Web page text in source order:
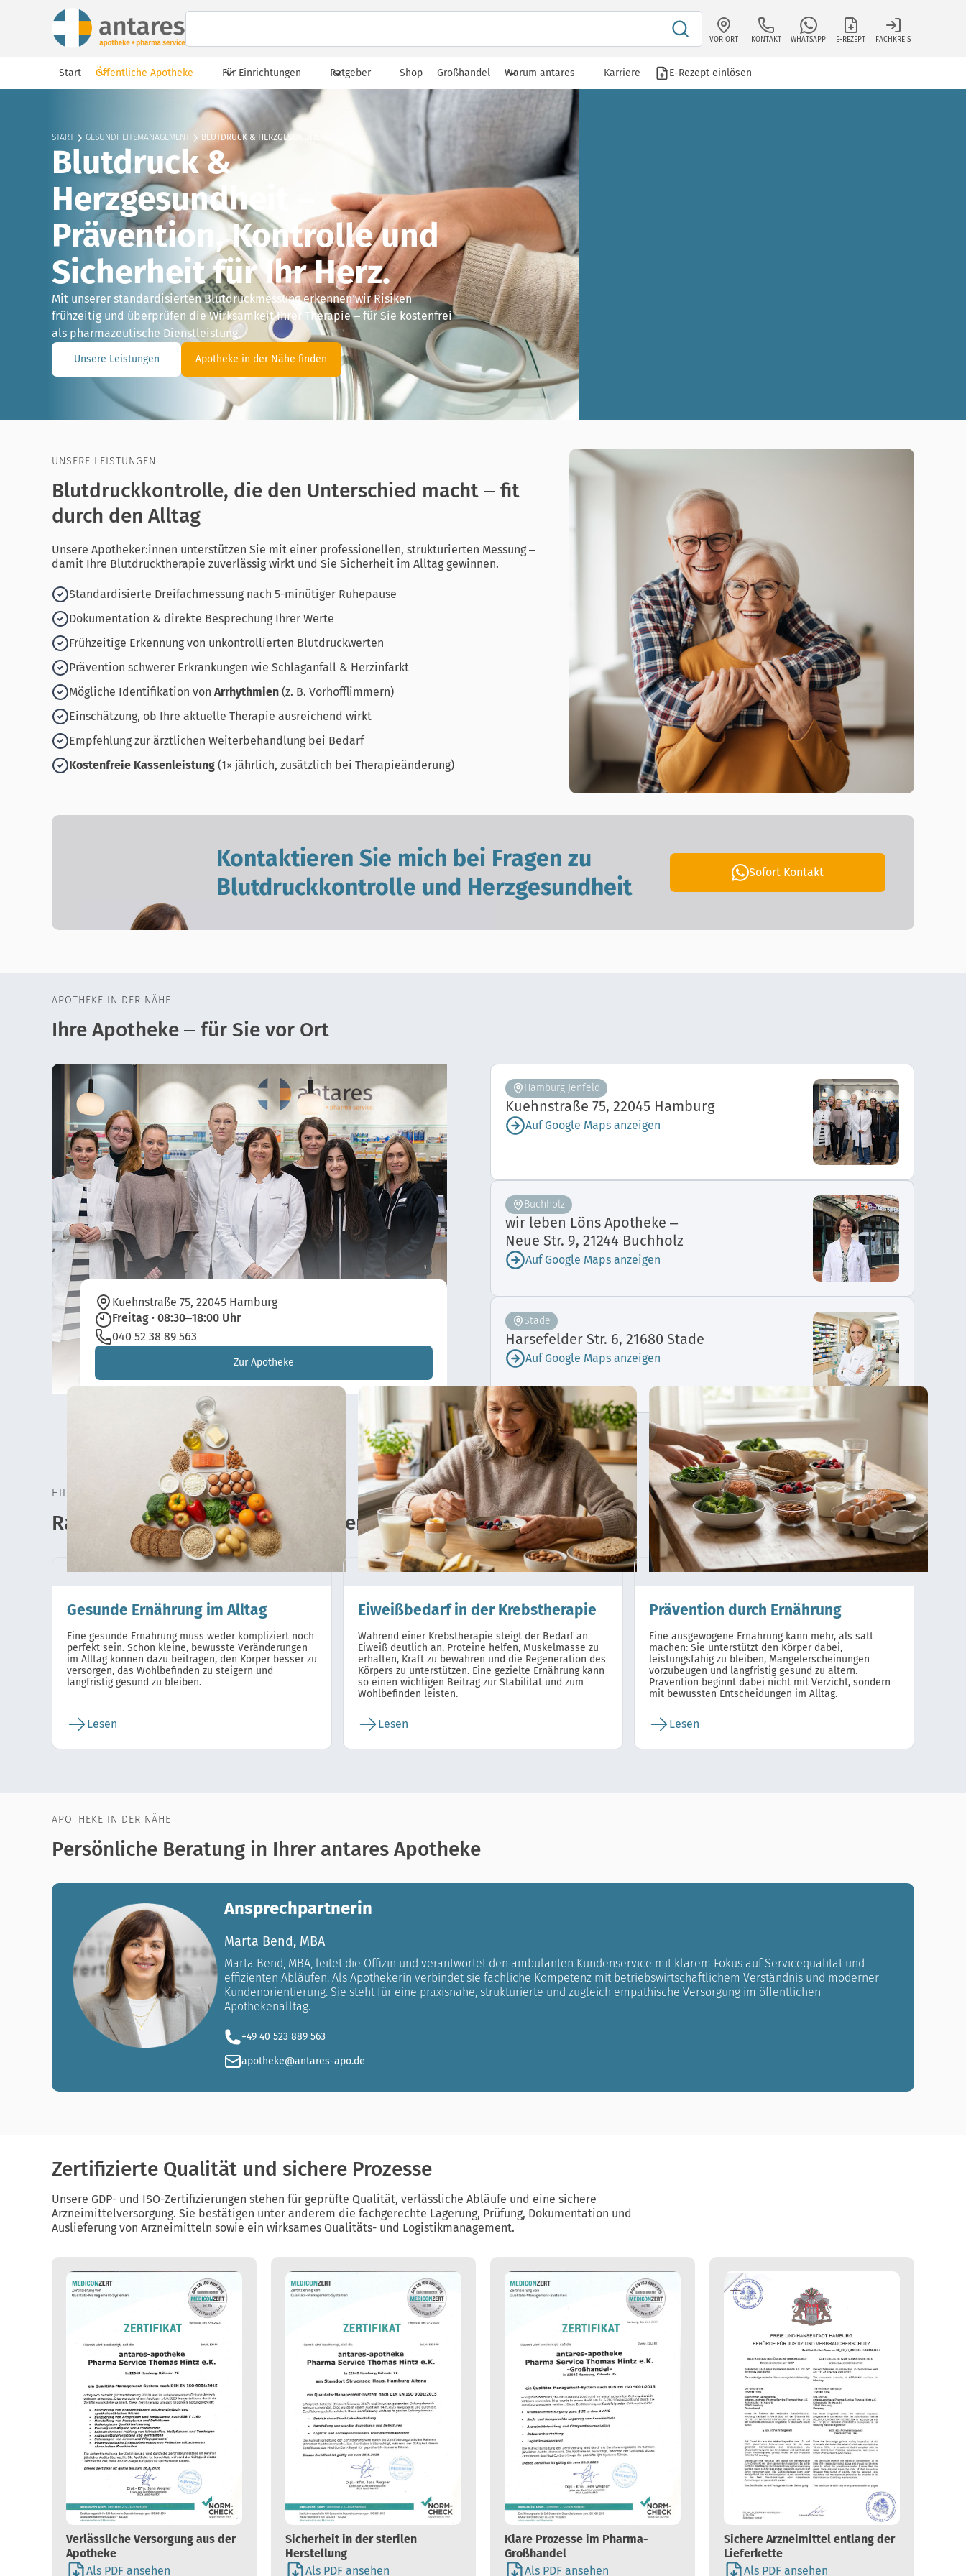
VOR ORT KONTAKT WHATSAPP E-REZEPT FACHKREIS
Start Öffentliche Apotheke Für Einrichtungen Ratgeber Shop Großhandel Warum antares Karriere E-Rezept einlösen
START GESUNDHEITSMANAGEMENT BLUTDRUCK & HERZGESUNDHEIT
Blutdruck &
Herzgesundheit –
Prävention, Kontrolle und
Sicherheit für Ihr Herz.
Mit unserer standardisierten Blutdruckmessung erkennen wir Risiken
frühzeitig und überprüfen die Wirksamkeit Ihrer Therapie – für Sie kostenfrei
als pharmazeutische Dienstleistung.
Unsere Leistungen Apotheke in der Nähe finden
UNSERE LEISTUNGEN
Blutdruckkontrolle, die den Unterschied macht – fit
durch den Alltag
Unsere Apotheker:innen unterstützen Sie mit einer professionellen, strukturierten Messung –
damit Ihre Blutdrucktherapie zuverlässig wirkt und Sie Sicherheit im Alltag gewinnen.
Standardisierte Dreifachmessung nach 5-minütiger Ruhepause
Dokumentation & direkte Besprechung Ihrer Werte
Frühzeitige Erkennung von unkontrollierten Blutdruckwerten
Prävention schwerer Erkrankungen wie Schlaganfall & Herzinfarkt
Mögliche Identifikation von Arrhythmien (z. B. Vorhofflimmern)
Einschätzung, ob Ihre aktuelle Therapie ausreichend wirkt
Empfehlung zur ärztlichen Weiterbehandlung bei Bedarf
Kostenfreie Kassenleistung (1× jährlich, zusätzlich bei Therapieänderung)
Kontaktieren Sie mich bei Fragen zu
Blutdruckkontrolle und Herzgesundheit
Sofort Kontakt
APOTHEKE IN DER NÄHE
Ihre Apotheke – für Sie vor Ort
Kuehnstraße 75, 22045 Hamburg
Freitag · 08:30–18:00 Uhr
040 52 38 89 563
Zur Apotheke
Hamburg Jenfeld
Kuehnstraße 75, 22045 Hamburg
Auf Google Maps anzeigen
Buchholz
wir leben Löns Apotheke –
Neue Str. 9, 21244 Buchholz
Auf Google Maps anzeigen
Stade
Harsefelder Str. 6, 21680 Stade
Auf Google Maps anzeigen
HILFE & TIPPS – ANTARES RATGEBER
Ratgeber für Gesundheitsmanagement
Gesunde Ernährung im Alltag
Eine gesunde Ernährung muss weder kompliziert noch
perfekt sein. Schon kleine, bewusste Veränderungen
im Alltag können dazu beitragen, den Körper besser zu
versorgen, das Wohlbefinden zu steigern und
langfristig gesund zu bleiben.
Lesen
Eiweißbedarf in der Krebstherapie
Während einer Krebstherapie steigt der Bedarf an
Eiweiß deutlich an. Proteine helfen, Muskelmasse zu
erhalten, Kraft zu bewahren und die Regeneration des
Körpers zu unterstützen. Eine gezielte Ernährung kann
so einen wichtigen Beitrag zur Stabilität und zum
Wohlbefinden leisten.
Lesen
Prävention durch Ernährung
Eine ausgewogene Ernährung kann mehr, als satt
machen: Sie unterstützt den Körper dabei,
leistungsfähig zu bleiben, Mangelerscheinungen
vorzubeugen und langfristig gesund zu altern.
Prävention beginnt dabei nicht mit Verzicht, sondern
mit bewussten Entscheidungen im Alltag.
Lesen
APOTHEKE IN DER NÄHE
Persönliche Beratung in Ihrer antares Apotheke
Ansprechpartnerin
Marta Bend, MBA
Marta Bend, MBA, leitet die Offizin und verantwortet den ambulanten Kundenservice mit klarem Fokus auf Servicequalität und
effizienten Abläufen. Als Apothekerin verbindet sie fachliche Kompetenz mit betriebswirtschaftlichem Verständnis und moderner
Kundenorientierung. Sie steht für eine praxisnahe, strukturierte und zugleich empathische Versorgung im öffentlichen
Apothekenalltag.
+49 40 523 889 563
apotheke@antares-apo.de
Zertifizierte Qualität und sichere Prozesse
Unsere GDP- und ISO-Zertifizierungen stehen für geprüfte Qualität, verlässliche Abläufe und eine sichere
Arzneimittelversorgung. Sie bestätigen unter anderem die fachgerechte Lagerung, Prüfung, Dokumentation und
Auslieferung von Arzneimitteln sowie ein wirksames Qualitäts- und Logistikmanagement.
Verlässliche Versorgung aus der
Apotheke
Als PDF ansehen
Sicherheit in der sterilen
Herstellung
Als PDF ansehen
Klare Prozesse im Pharma-
Großhandel
Als PDF ansehen
Sichere Arzneimittel entlang der
Lieferkette
Als PDF ansehen